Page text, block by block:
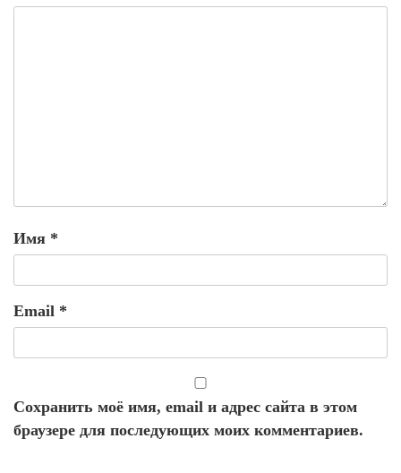
Имя *
Email *
Сохранить моё имя, email и адрес сайта в этом
браузере для последующих моих комментариев.